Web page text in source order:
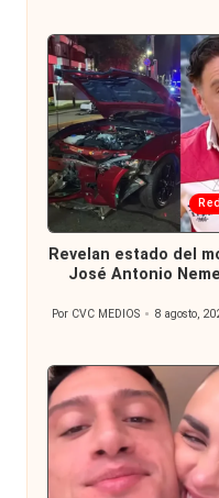
Publicada
en
Revelan estado del
José Antonio
Publicado
Por CVC MEDIOS 8 agosto,